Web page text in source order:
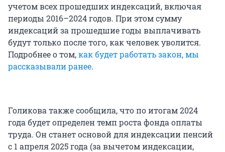
учетом всех прошедших индексаций, включая
периоды 2016–2024 годов. При этом сумму
индексаций за прошедшие годы выплачивать
будут только после того, как человек уволится.
Подробнее о том,как будет работать закон, мы
рассказывали ранее.
Голикова также сообщила, что по итогам 2024
года будет определен темп роста фонда оплаты
труда. Он станет основой для индексации пенсий
с 1 апреля 2025 года (за вычетом индексации,